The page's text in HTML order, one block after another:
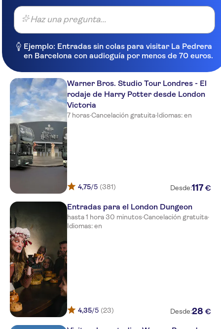
Treehouse Hotel London
The Pilgrm
Point A Hotel London
Shoreditch
Stylotel
Park Grand London Lancaster
Gate
The Norfolk Towers Hotel
Sloane Place
Rose Court Hotel
The Rembrandt
Mornington Hotel London
Victoria
St. James' Court, A Taj Hotel
Nobu Hotel London Portman
Square
Travelodge London Central
Aldgate East
Haz una pregunta...
Ejemplo: Entradas sin colas para visitar La Pedrera
en Barcelona con audioguía por menos de 70 euros.
Warner Bros. Studio Tour Londres - El
rodaje de Harry Potter desde London
Victoria
7 horas·Cancelación gratuita·Idiomas: en
4,75/5 (381) Desde:117 €
Entradas para el London Dungeon
hasta 1 hora 30 minutos·Cancelación gratuita·
Idiomas: en
4,35/5 (23) Desde:28 €